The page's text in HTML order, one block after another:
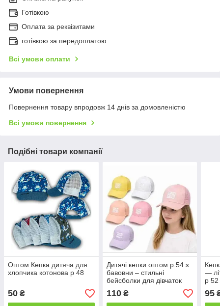
Готівкою
Оплата за реквізитами
готівкою за передоплатою
Всі умови оплати
Умови повернення
Повернення товару впродовж 14 днів за домовленістю
Всі умови повернення
Подібні товари компанії
Оптом Кепка дитяча для
хлопчика котонова р 48
50 ₴
Дитячі кепки оптом р.54 з
бавовни – стильні
бейсболки для дівчаток
110₴
—
р 52
95